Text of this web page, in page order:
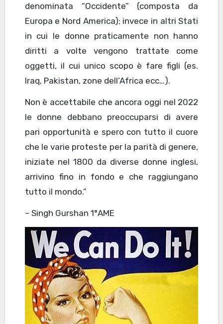
denominata “Occidente” (composta da
Europa e Nord America); invece in altri Stati
in cui le donne praticamente non hanno
diritti a volte vengono trattate come
oggetti, il cui unico scopo è fare figli (es.
Iraq, Pakistan, zone dell’Africa ecc…).
Non è accettabile che ancora oggi nel 2022
le donne debbano preoccuparsi di avere
pari opportunità e spero con tutto il cuore
che le varie proteste per la parità di genere,
iniziate nel 1800 da diverse donne inglesi,
arrivino fino in fondo e che raggiungano
tutto il mondo.”
– Singh Gurshan 1°AME